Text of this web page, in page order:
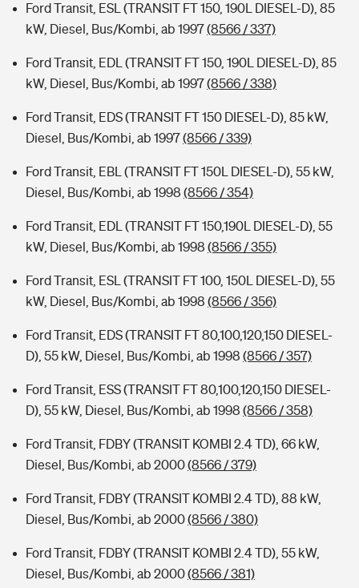
Ford Transit, ESL (TRANSIT FT 150, 190L DIESEL-D), 85
kW, Diesel, Bus/Kombi, ab 1997(8566 / 337)
Ford Transit, EDL (TRANSIT FT 150, 190L DIESEL-D), 85
kW, Diesel, Bus/Kombi, ab 1997(8566 / 338)
Ford Transit, EDS (TRANSIT FT 150 DIESEL-D), 85 kW,
Diesel, Bus/Kombi, ab 1997(8566 / 339)
Ford Transit, EBL (TRANSIT FT 150L DIESEL-D), 55 kW,
Diesel, Bus/Kombi, ab 1998 (8566 / 354)
Ford Transit, EDL (TRANSIT FT 150,190L DIESEL-D), 55
kW, Diesel, Bus/Kombi, ab 1998 (8566 / 355)
Ford Transit, ESL (TRANSIT FT 100, 150L DIESEL-D), 55
kW, Diesel, Bus/Kombi, ab 1998 (8566 / 356)
Ford Transit, EDS (TRANSIT FT 80,100,120,150 DIESEL-
D), 55 kW, Diesel, Bus/Kombi, ab 1998 (8566 / 357)
Ford Transit, ESS (TRANSIT FT 80,100,120,150 DIESEL-
D), 55 kW, Diesel, Bus/Kombi, ab 1998 (8566 / 358)
Ford Transit, FDBY (TRANSIT KOMBI 2.4 TD), 66 kW,
Diesel, Bus/Kombi, ab 2000(8566 / 379)
Ford Transit, FDBY (TRANSIT KOMBI 2.4 TD), 88 kW,
Diesel, Bus/Kombi, ab 2000(8566 / 380)
Ford Transit, FDBY (TRANSIT KOMBI 2.4 TD), 55 kW,
Diesel, Bus/Kombi, ab 2000(8566 / 381)